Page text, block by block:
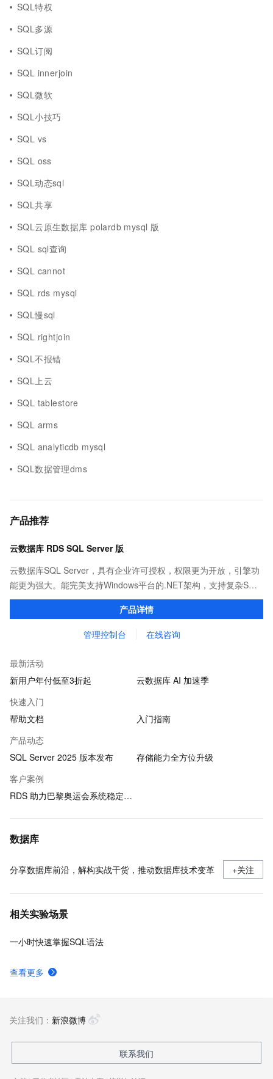
SQL特权
SQL多源
SQL订阅
SQL innerjoin
SQL微软
SQL小技巧
SQL vs
SQL oss
SQL动态sql
SQL共享
SQL云原生数据库 polardb mysql 版
SQL sql查询
SQL cannot
SQL rds mysql
SQL慢sql
SQL rightjoin
SQL不报错
SQL上云
SQL tablestore
SQL arms
SQL analyticdb mysql
SQL数据管理dms
产品推荐
云数据库 RDS SQL Server 版
云数据库SQL Server，具有企业许可授权，权限更为开放，引擎功
能更为强大。能完美支持Windows平台的.NET架构，支持复杂SQL
查询，性能优秀，并有强大的可视化管理工具，帮助您轻松管理数
产品详情
管理控制台 在线咨询
最新活动
新用户年付低至3折起
云数据库 AI 加速季
快速入门
帮助文档
入门指南
产品动态
SQL Server 2025 版本发布
存储能力全方位升级
客户案例
RDS 助力巴黎奥运会系统稳定运行
数据库
分享数据库前沿，解构实战干货，推动数据库技术变革 +关注
相关实验场景
一小时快速掌握SQL语法
查看更多
关注我们： 新浪微博
联系我们